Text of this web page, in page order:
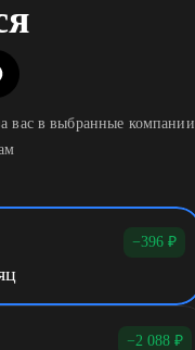
вас в выбранные компании
−396 ₽
−2 088 ₽